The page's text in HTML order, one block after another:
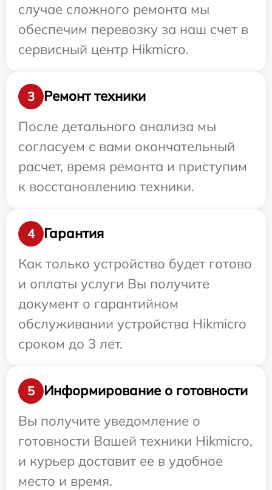
случае сложного ремонта мы
обеспечим перевозку за наш счет в
сервисный центр Hikmicro.
3
Ремонт техники
После детального анализа мы
согласуем с вами окончательный
расчет, время ремонта и приступим
к восстановлению техники.
4
Гарантия
Как только устройство будет готово
и оплаты услуги Вы получите
документ о гарантийном
обслуживании устройства Hikmicro
сроком до 3 лет.
5
Информирование о готовности
Вы получите уведомление о
готовности Вашей техники Hikmicro,
и курьер доставит ее в удобное
место и время.